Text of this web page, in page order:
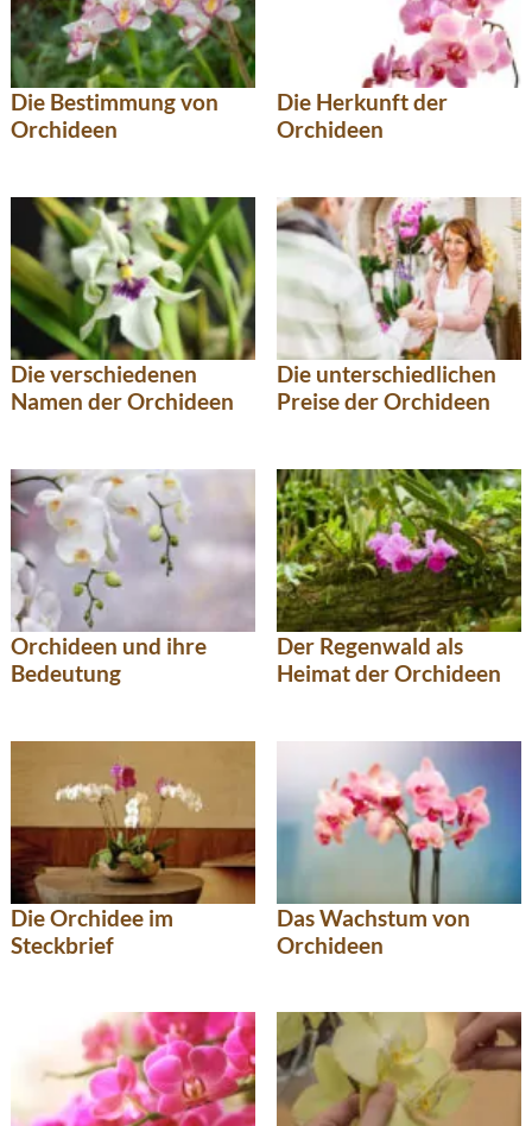
Die Bestimmung von
Orchideen
Die Herkunft der
Orchideen
Die verschiedenen
Namen der Orchideen
Die unterschiedlichen
Preise der Orchideen
Orchideen und ihre
Bedeutung
Der Regenwald als
Heimat der Orchideen
Die Orchidee im
Steckbrief
Das Wachstum von
Orchideen